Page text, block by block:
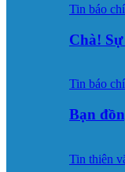
Tin báo chí
Chà!
Tin báo chí
Bạn
Tin thiên